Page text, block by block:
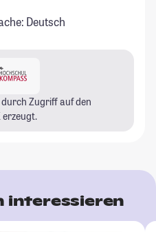
Deutsch
Zugriff auf den
erzeugt.
interessieren